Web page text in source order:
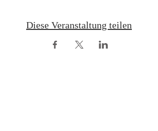
Diese Veranstaltung teilen